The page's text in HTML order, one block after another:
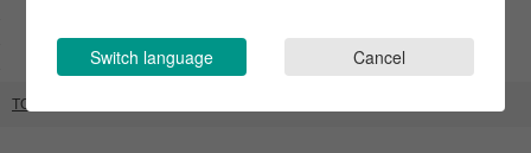
TOP
Switch language Cancel